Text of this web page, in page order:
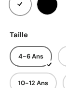
Taille
4-6 Ans
10-12 Ans
Blanc Noir